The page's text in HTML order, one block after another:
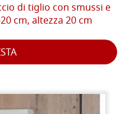
di tiglio con smussi e
cm, altezza 20 cm